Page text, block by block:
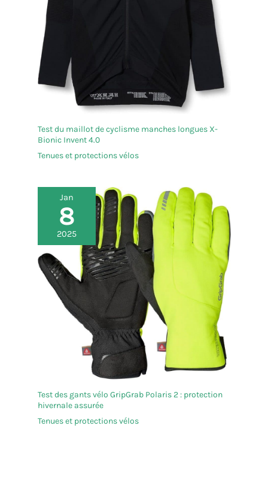
Test du maillot de cyclisme manches longues X-
Bionic Invent 4.0
Tenues et protections vélos
Jan
8
2025
Test des gants vélo GripGrab Polaris 2 : protection
hivernale assurée
Tenues et protections vélos